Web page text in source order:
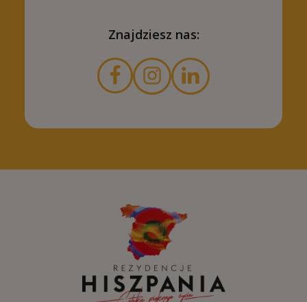
Znajdziesz nas: